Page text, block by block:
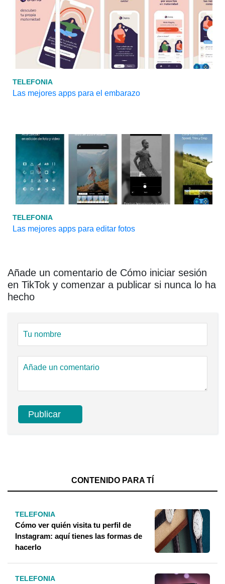
TELEFONIA
Las mejores apps para el embarazo
TELEFONIA
Las mejores apps para editar fotos
Añade un comentario de Cómo iniciar sesión
en TikTok y comenzar a publicar si nunca lo ha
hecho
CONTENIDO PARA TÍ
TELEFONIA
Cómo ver quién visita tu perfil de
Instagram: aquí tienes las formas de
hacerlo
TELEFONIA